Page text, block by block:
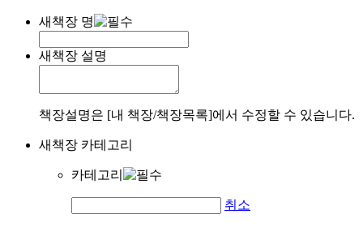
새책장 명
새책장 설명
책장설명은 [내 책장/책장목록]에서 수정할 수 있습니다.
새책장 카테고리
카테고리
취소